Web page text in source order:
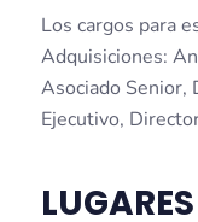
Los cargos para
Adquisiciones:
Asociado Senior,
Ejecutivo,